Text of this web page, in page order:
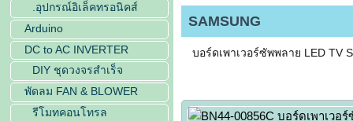
.อุปกรณ์อิเล็คทรอนิคส์
Arduino
DC to AC INVERTER
DIY ชุดวงจรสำเร็จ
พัดลม FAN & BLOWER
รีโมทคอนโทรล
SAMSUNG
บอร์ดเพาเวอร์ซัพพลาย LED TV